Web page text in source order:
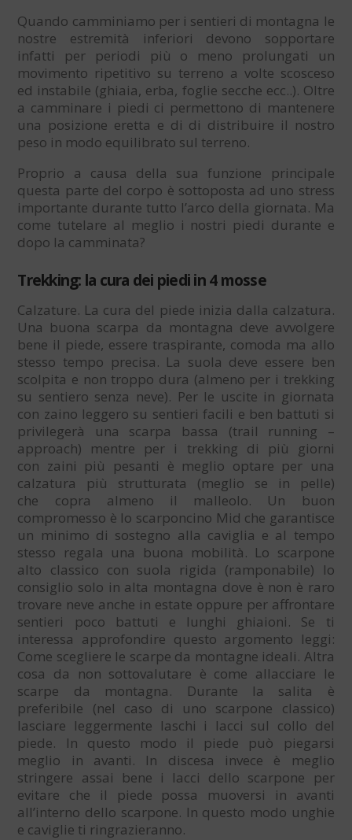
Quando camminiamo per i sentieri di montagna le
nostre estremità inferiori devono sopportare
infatti per periodi più o meno prolungati un
movimento ripetitivo su terreno a volte scosceso
ed instabile (ghiaia, erba, foglie secche ecc..). Oltre
a camminare i piedi ci permettono di mantenere
una posizione eretta e di di distribuire il nostro
peso in modo equilibrato sul terreno.
Proprio a causa della sua funzione principale
questa parte del corpo è sottoposta ad uno stress
importante durante tutto l’arco della giornata. Ma
come tutelare al meglio i nostri piedi durante e
dopo la camminata?
Trekking: la cura dei piedi in 4 mosse
Calzature. La cura del piede inizia dalla calzatura.
Una buona scarpa da montagna deve avvolgere
bene il piede, essere traspirante, comoda ma allo
stesso tempo precisa. La suola deve essere ben
scolpita e non troppo dura (almeno per i trekking
su sentiero senza neve). Per le uscite in giornata
con zaino leggero su sentieri facili e ben battuti si
privilegerà una scarpa bassa (trail running –
approach) mentre per i trekking di più giorni
con zaini più pesanti è meglio optare per una
calzatura più strutturata (meglio se in pelle)
che copra almeno il malleolo. Un buon
compromesso è lo scarponcino Mid che garantisce
un minimo di sostegno alla caviglia e al tempo
stesso regala una buona mobilità. Lo scarpone
alto classico con suola rigida (ramponabile) lo
consiglio solo in alta montagna dove è non è raro
trovare neve anche in estate oppure per affrontare
sentieri poco battuti e lunghi ghiaioni. Se ti
interessa approfondire questo argomento leggi:
Come scegliere le scarpe da montagne ideali. Altra
cosa da non sottovalutare è come allacciare le
scarpe da montagna. Durante la salita è
preferibile (nel caso di uno scarpone classico)
lasciare leggermente laschi i lacci sul collo del
piede. In questo modo il piede può piegarsi
meglio in avanti. In discesa invece è meglio
stringere assai bene i lacci dello scarpone per
evitare che il piede possa muoversi in avanti
all’interno dello scarpone. In questo modo unghie
e caviglie ti ringrazieranno.